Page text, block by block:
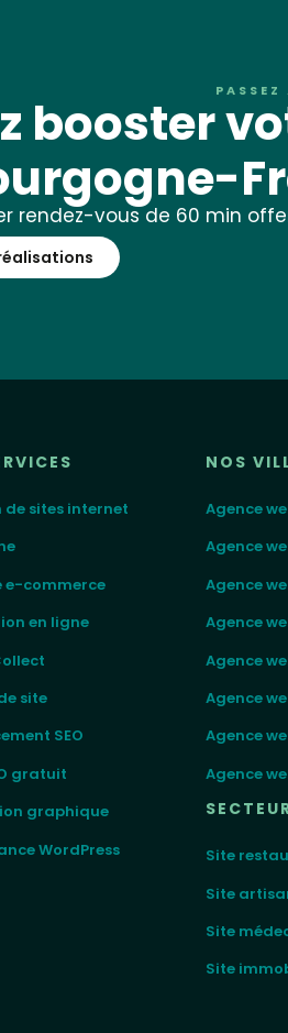
booster
rendez-vous de 60 min
sites internet
e-commerce
en ligne
site
SEO
gratuit
graphique
WordPress
NOS
Agence
Agence
Agence
Agence
Agence
Agence
Agence
Agence
Site
Site
Site
Site